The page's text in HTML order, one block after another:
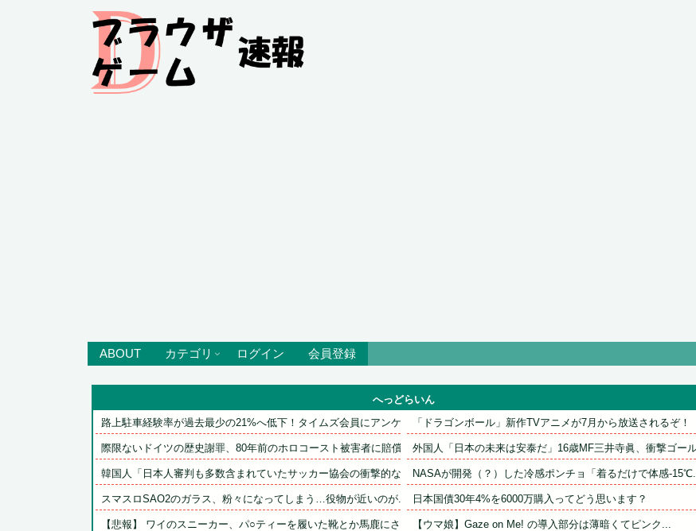
ABOUT カテゴリ ログイン 会員登録
へっどらいん
路上駐車経験率が過去最少の21%へ低下！タイムズ会員にアンケ...
際限ないドイツの歴史謝罪、80年前のホロコースト被害者に賠償...
韓国人「日本人審判も多数含まれていたサッカー協会の衝撃的な接...
スマスロSAO2のガラス、粉々になってしまう…役物が近いのが...
【悲報】 ワイのスニーカー、パ○ティーを履いた靴とか馬鹿にさ...
「ドラゴンボール」新作TVアニメが7月から放送されるぞ！
外国人「日本の未来は安泰だ」16歳MF三井寺眞、衝撃ゴール
NASAが開発（？）した冷感ポンチョ「着るだけで体感-
日本国債30年4%を6000万購入ってどう思います？
【ウマ娘】Gaze on Me! の導入部分は薄暗くてピンク...